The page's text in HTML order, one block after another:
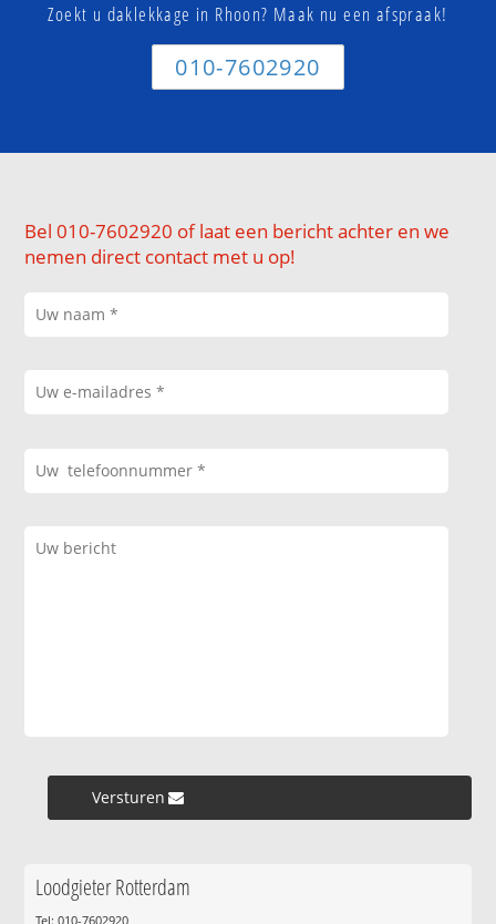
Zoekt u daklekkage in Rhoon? Maak nu een afspraak!
010-7602920
Bel 010-7602920 of laat een bericht achter en we
nemen direct contact met u op!
Versturen »
Loodgieter Rotterdam
Tel: 010-7602920